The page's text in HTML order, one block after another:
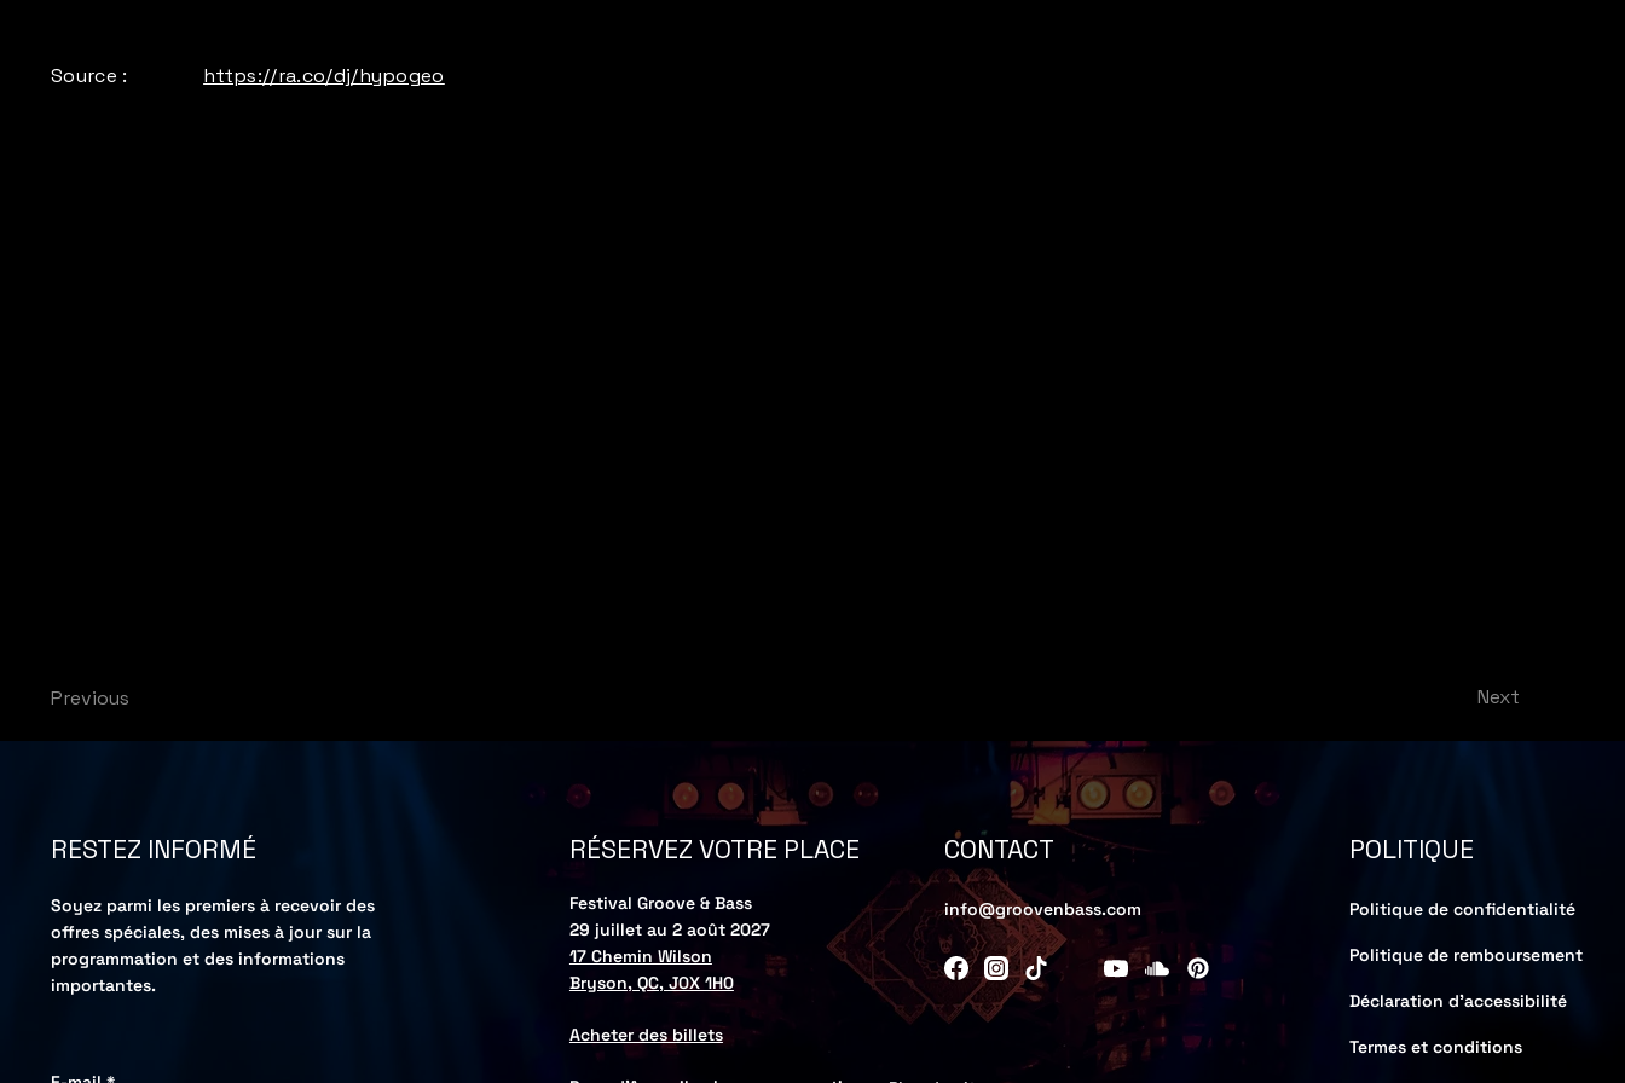
Source : https://ra.co/dj/hypogeo
Next
Previous
RESTEZ INFORMÉ
Soyez parmi les premiers à recevoir des
offres spéciales, des mises à jour sur la
programmation et des informations
importantes.
RÉSERVEZ VOTRE PLACE
Festival Groove & Bass
29 juillet au 2 août 2027
17 Chemin Wilson
Bryson, QC, J0X 1H0
Acheter des billets
CONTACT
info@groovenbass.com
POLITIQUE
Politique de confidentialité
Politique de remboursement
Déclaration d'accessibilité
Termes et conditions